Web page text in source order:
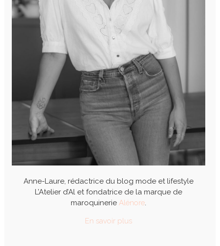
Anne-Laure, rédactrice du blog mode et lifestyle
L’Atelier d’Al et fondatrice de la marque de
maroquinerie Alénore.
En savoir plus